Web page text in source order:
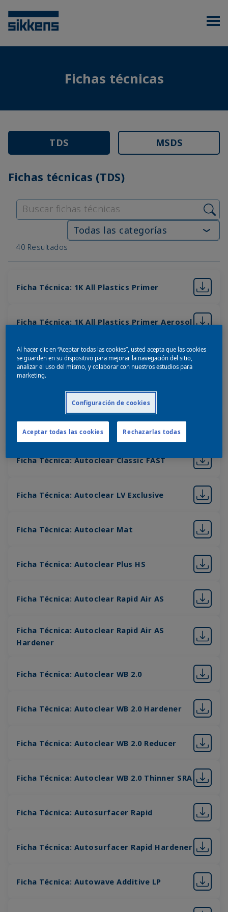
Fichas técnicas
TDS MSDS
Fichas técnicas (TDS)
40 Resultados
Ficha Técnica: 1K All Plastics Primer
Ficha Técnica: 1K All Plastics Primer Aerosol
Ficha Técnica: Activator WB
Ficha Técnica: Antisilicone
Ficha Técnica: Autobase Plus MM
Ficha Técnica: Autoclear Classic FAST
Ficha Técnica: Autoclear LV Exclusive
Ficha Técnica: Autoclear Mat
Ficha Técnica: Autoclear Plus HS
Ficha Técnica: Autoclear Rapid Air AS
Ficha Técnica: Autoclear Rapid Air AS
Hardener
Ficha Técnica: Autoclear WB 2.0
Ficha Técnica: Autoclear WB 2.0 Hardener
Ficha Técnica: Autoclear WB 2.0 Reducer
Ficha Técnica: Autoclear WB 2.0 Thinner SRA
Ficha Técnica: Autosurfacer Rapid
Ficha Técnica: Autosurfacer Rapid Hardener
Ficha Técnica: Autowave Additive LP
Al hacer clic en “Aceptar todas las cookies”, usted acepta que las cookies
se guarden en su dispositivo para mejorar la navegación del sitio,
analizar el uso del mismo, y colaborar con nuestros estudios para
marketing.
Configuración de cookies
Rechazarlas todas
Aceptar todas las cookies